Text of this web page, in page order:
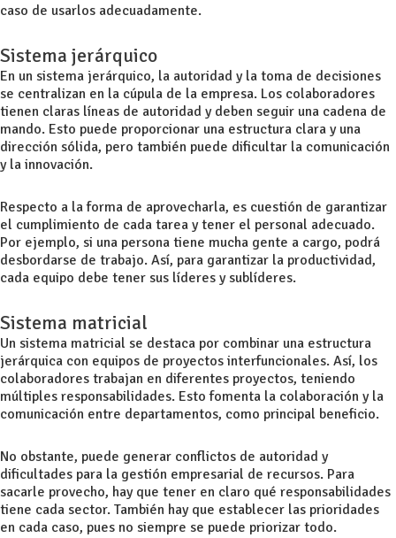
caso de usarlos adecuadamente.
Sistema jerárquico
En un sistema jerárquico, la autoridad y la toma de decisiones
se centralizan en la cúpula de la empresa. Los colaboradores
tienen claras líneas de autoridad y deben seguir una cadena de
mando. Esto puede proporcionar una estructura clara y una
dirección sólida, pero también puede dificultar la comunicación
y la innovación.
Respecto a la forma de aprovecharla, es cuestión de garantizar
el cumplimiento de cada tarea y tener el personal adecuado.
Por ejemplo, si una persona tiene mucha gente a cargo, podrá
desbordarse de trabajo. Así, para garantizar la productividad,
cada equipo debe tener sus líderes y sublíderes.
Sistema matricial
Un sistema matricial se destaca por combinar una estructura
jerárquica con equipos de proyectos interfuncionales. Así, los
colaboradores trabajan en diferentes proyectos, teniendo
múltiples responsabilidades. Esto fomenta la colaboración y la
comunicación entre departamentos, como principal beneficio.
No obstante, puede generar conflictos de autoridad y
dificultades para la gestión empresarial de recursos. Para
sacarle provecho, hay que tener en claro qué responsabilidades
tiene cada sector. También hay que establecer las prioridades
en cada caso, pues no siempre se puede priorizar todo.